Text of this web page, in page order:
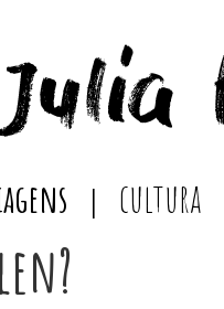
cultura